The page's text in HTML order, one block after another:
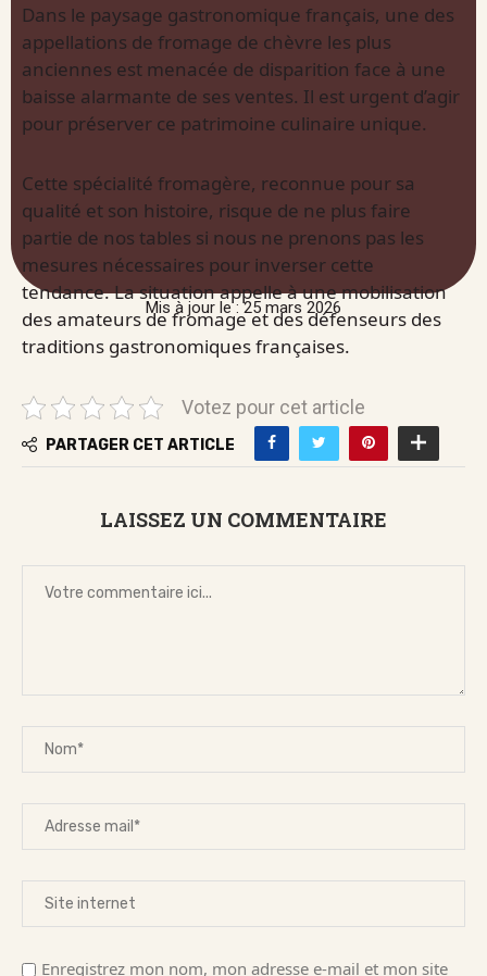
Mis à jour le : 25 mars 2026
Dans le paysage gastronomique français, une des
appellations de fromage de chèvre les plus
anciennes est menacée de disparition face à une
baisse alarmante de ses ventes. Il est urgent d’agir
pour préserver ce patrimoine culinaire unique.
Cette spécialité fromagère, reconnue pour sa
qualité et son histoire, risque de ne plus faire
partie de nos tables si nous ne prenons pas les
mesures nécessaires pour inverser cette
tendance. La situation appelle à une mobilisation
des amateurs de fromage et des défenseurs des
traditions gastronomiques françaises.
Votez pour cet article
PARTAGER CET ARTICLE
LAISSEZ UN COMMENTAIRE
Enregistrez mon nom, mon adresse e-mail et mon site